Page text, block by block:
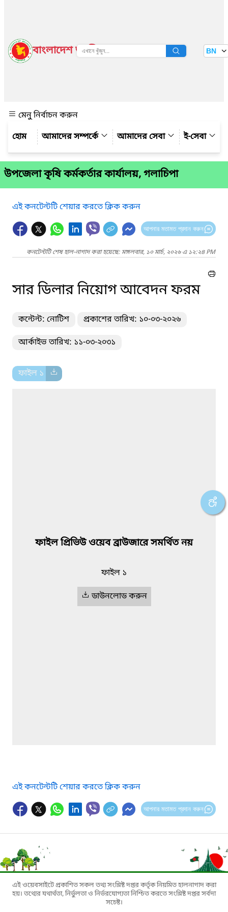
বাংলাদেশ জাতীয় তথ্য বাতায়ন BN
মেনু নির্বাচন করুন
আমাদের সম্পর্কে
আমাদের সেবা ই-সেবা
উপজেলা কৃষি কর্মকর্তার কার্যালয়, গলাচিপা
এই কনটেন্টটি শেয়ার করতে ক্লিক করুন
আপনার মতামত প্রদান করুন
কনটেন্টটি শেষ হাল-নাগাদ করা হয়েছে: মঙ্গলবার, ১০ মার্চ, ২০২৬ এ ১২:২৪ PM
সার ডিলার নিয়োগ আবেদন ফরম
কন্টেন্ট: নোটিশ প্রকাশের তারিখ: ১০-০৩-২০২৬
আর্কাইভ তারিখ: ১১-০৩-২০৩১
ফাইল ১
ফাইল প্রিভিউ ওয়েব ব্রাউজারে সমর্থিত নয়
ফাইল ১
ডাউনলোড করুন
এই কনটেন্টটি শেয়ার করতে ক্লিক করুন
আপনার মতামত প্রদান করুন
এই ওয়েবসাইটে প্রকাশিত সকল তথ্য সংশ্লিষ্ট দপ্তর কর্তৃক নিয়মিত হালনাগাদ করা
হয়। তথ্যের যথার্থতা, নির্ভুলতা ও নির্ভরযোগ্যতা নিশ্চিত করতে সংশ্লিষ্ট দপ্তর সর্বদা
সচেষ্ট।